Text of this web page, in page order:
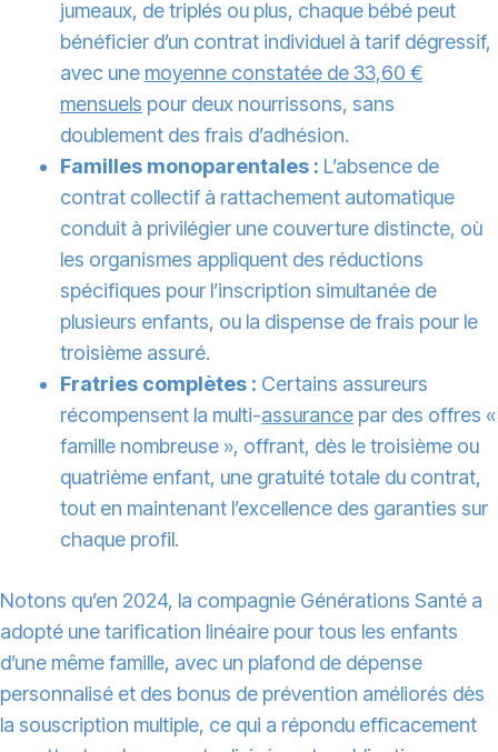
jumeaux, de triplés ou plus, chaque bébé peut
bénéficier d’un contrat individuel à tarif dégressif,
avec une moyenne constatée de 33,60 €
mensuels pour deux nourrissons, sans
doublement des frais d’adhésion.
Familles monoparentales : L’absence de
contrat collectif à rattachement automatique
conduit à privilégier une couverture distincte, où
les organismes appliquent des réductions
spécifiques pour l’inscription simultanée de
plusieurs enfants, ou la dispense de frais pour le
troisième assuré.
Fratries complètes : Certains assureurs
récompensent la multi-assurance par des offres «
famille nombreuse », offrant, dès le troisième ou
quatrième enfant, une gratuité totale du contrat,
tout en maintenant l’excellence des garanties sur
chaque profil.
Notons qu’en 2024, la compagnie Générations Santé a
adopté une tarification linéaire pour tous les enfants
d’une même famille, avec un plafond de dépense
personnalisé et des bonus de prévention améliorés dès
la souscription multiple, ce qui a répondu efficacement